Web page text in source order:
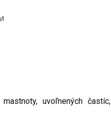
l
uvoľnených častíc,